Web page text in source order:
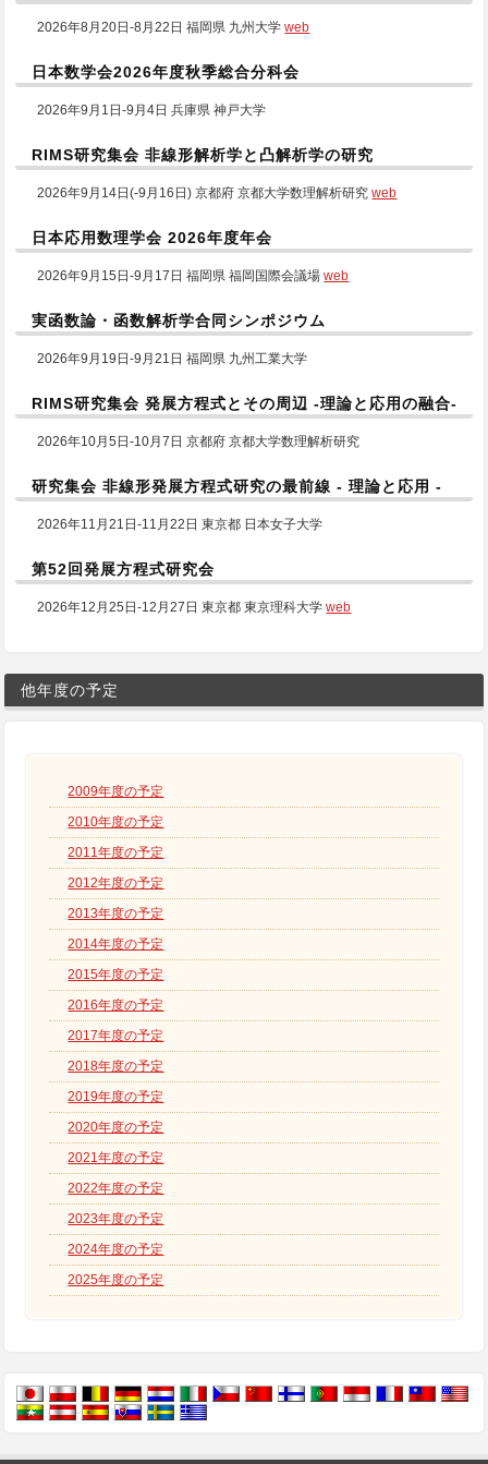
2026年8月20日-8月22日 福岡県 九州大学web
日本数学会2026年度秋季総合分科会
2026年9月1日-9月4日 兵庫県 神戸大学
RIMS研究集会 非線形解析学と凸解析学の研究
2026年9月14日(-9月16日) 京都府 京都大学数理解析研究web
日本応用数理学会 2026年度年会
2026年9月15日-9月17日 福岡県 福岡国際会議場web
実函数論・函数解析学合同シンポジウム
2026年9月19日-9月21日 福岡県 九州工業大学
RIMS研究集会 発展方程式とその周辺 -理論と応用の融合-
2026年10月5日-10月7日 京都府 京都大学数理解析研究
研究集会 非線形発展方程式研究の最前線 - 理論と応用 -
2026年11月21日-11月22日 東京都 日本女子大学
第52回発展方程式研究会
2026年12月25日-12月27日 東京都 東京理科大学web
他年度の予定
2009年度の予定
2010年度の予定
2011年度の予定
2012年度の予定
2013年度の予定
2014年度の予定
2015年度の予定
2016年度の予定
2017年度の予定
2018年度の予定
2019年度の予定
2020年度の予定
2021年度の予定
2022年度の予定
2023年度の予定
2024年度の予定
2025年度の予定